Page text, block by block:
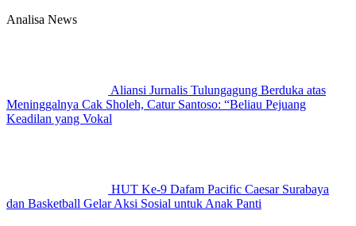
Analisa News
Aliansi Jurnalis Tulungagung Berduka atas
Meninggalnya Cak Sholeh, Catur Santoso: “Beliau Pejuang
Keadilan yang Vokal
HUT Ke-9 Dafam Pacific Caesar Surabaya
dan Basketball Gelar Aksi Sosial untuk Anak Panti